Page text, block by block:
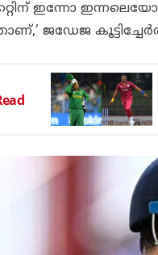
ഇന്നോ
ജഡേജ